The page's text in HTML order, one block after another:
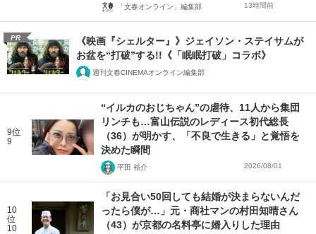
「文春オンライン」編集部 13時間前
PR
《映画『シェルター』》ジェイソン・ステイサムが
お盆を“打破”する!!《「眠眠打破」コラボ》
週刊文春CINEMAオンライン編集部
9位
9
“イルカのおじちゃん”の虐待、11人から集団
リンチも…富山伝説のレディース初代総長
（36）が明かす、「不良で生きる」と覚悟を
決めた瞬間
平田 裕介 2026/08/01
10
位
10
「お見合い50回しても結婚が決まらないんだ
ったら僕が…」元・商社マンの村田知晴さん
（43）が京都の名料亭に婿入りした理由